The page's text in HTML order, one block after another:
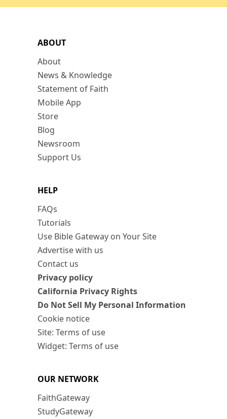
ABOUT
About
News & Knowledge
Statement of Faith
Mobile App
Store
Blog
Newsroom
Support Us
HELP
FAQs
Tutorials
Use Bible Gateway on Your Site
Advertise with us
Contact us
Privacy policy
California Privacy Rights
Do Not Sell My Personal Information
Cookie notice
Site: Terms of use
Widget: Terms of use
OUR NETWORK
FaithGateway
StudyGateway